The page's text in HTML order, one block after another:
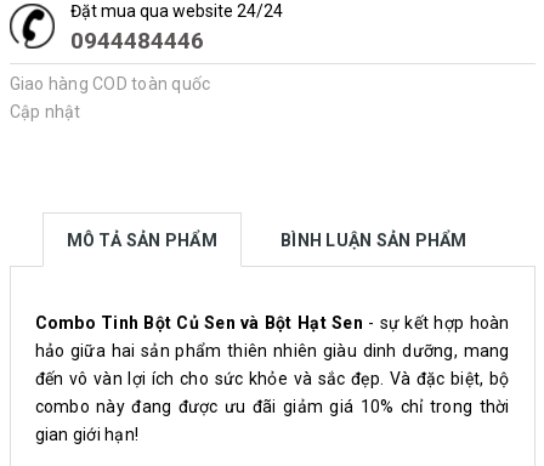
Đặt mua qua website 24/24
0944484446
Giao hàng COD toàn quốc
Cập nhật
MÔ TẢ SẢN PHẨM BÌNH LUẬN SẢN PHẨM
Combo Tinh Bột Củ Sen và Bột Hạt Sen - sự kết hợp hoàn
hảo giữa hai sản phẩm thiên nhiên giàu dinh dưỡng, mang
đến vô vàn lợi ích cho sức khỏe và sắc đẹp. Và đặc biệt, bộ
combo này đang được ưu đãi giảm giá 10% chỉ trong thời
gian giới hạn!